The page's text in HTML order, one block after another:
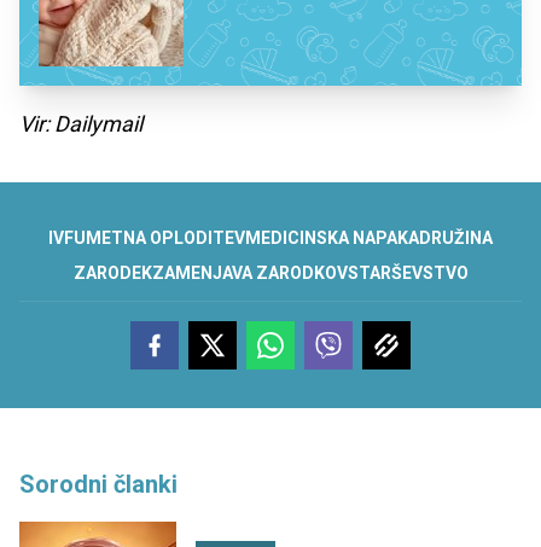
Vir: Dailymail
IVFUMETNA OPLODITEVMEDICINSKA NAPAKADRUŽINA
ZARODEKZAMENJAVA ZARODKOVSTARŠEVSTVO
Sorodni članki